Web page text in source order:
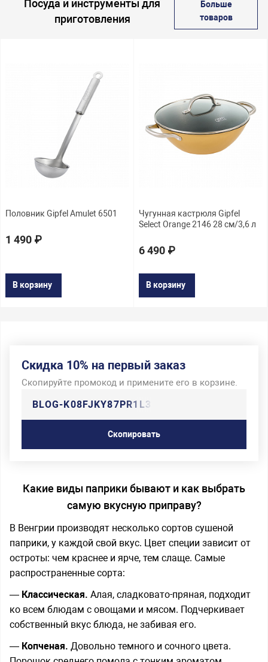
Посуда и инструменты для
приготовления
Больше
товаров
Половник Gipfel Amulet 6501
1 490 ₽
В корзину
Чугунная кастрюля Gipfel
Select Orange 2146 28 см/3,6 л
6 490 ₽
В корзину
Скидка 10% на первый заказ
Скопируйте промокод и примените его в корзине.
BLOG-K08FJKY87PR1L3U
Скопировать
Какие виды паприки бывают и как выбрать
самую вкусную приправу?
В Венгрии производят несколько сортов сушеной
паприки, у каждой свой вкус. Цвет специи зависит от
остроты: чем краснее и ярче, тем слаще. Самые
распространенные сорта:
— Классическая. Алая, сладковато-пряная, подходит
ко всем блюдам с овощами и мясом. Подчеркивает
собственный вкус блюда, не забивая его.
— Копченая. Довольно темного и сочного цвета.